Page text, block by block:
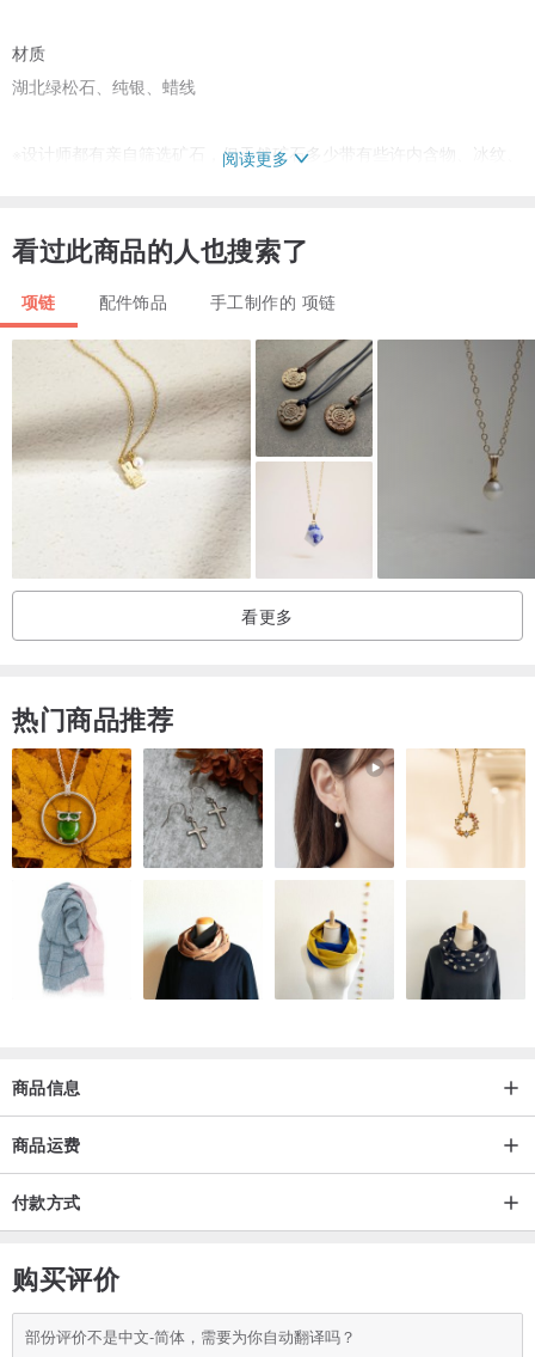
材质
湖北绿松石、纯银、蜡线
※设计师都有亲自筛选矿石，但天然矿石多少带有些许内含物、冰纹、
坠子尺寸
绿松石主石尺寸
22.7×14.5mm
项链长度
长度可伸缩，最长可至63cm
※若需修改长度，或加购改为纯银链，请来信讨论喔😊
项链、配戴示范影片：
认识各材质、与保养方式：
不同于一般尼龙、棉绳材质在流汗配戴后产生异味，蜡线可耐各种环
境不产生异味
洗澡、玩水可不用拿下，若有脏污可用温和清洁剂轻轻搓洗冲净后晾
阅读更多
看过此商品的人也搜索了
项链 配件饰品 手工制作的 项链
看更多
热门商品推荐
商品信息
商品运费
付款方式
购买评价
部份评价不是中文-简体，需要为你自动翻译吗？